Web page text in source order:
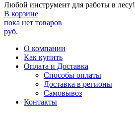
Любой инструмент для работы в лесу!
В корзине
пока нет товаров
руб.
О компании
Как купить
Оплата и Доставка
Способы оплаты
Доставка в регионы
Самовывоз
Контакты